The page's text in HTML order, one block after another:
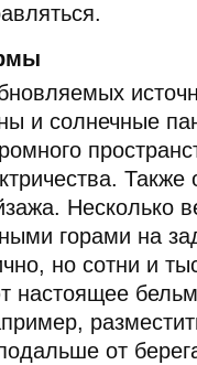
и солнечные
Несколько
горами на
но сотни и
настоящее
от